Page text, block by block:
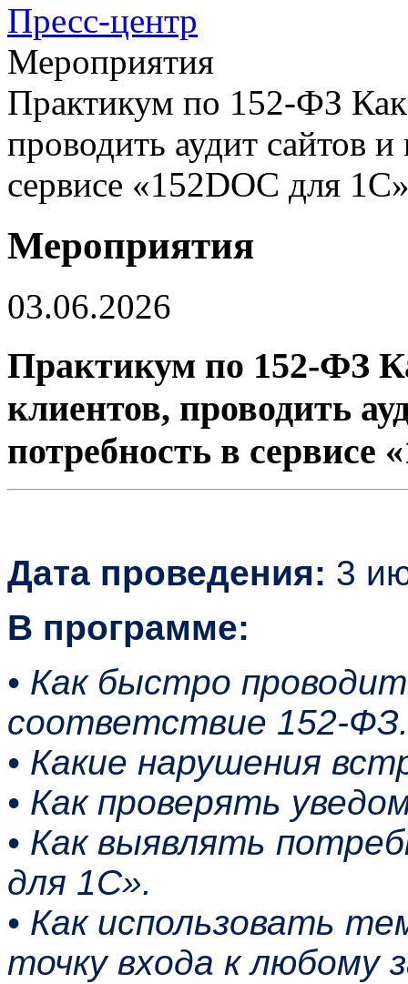
Пресс-центр
Мероприятия
Практикум по 152-ФЗ Как
проводить аудит сайтов
сервисе «152DOC для
Мероприятия
03.06.2026
Практикум по 152-ФЗ
клиентов, проводить
потребность в сервисе
Дата проведения: 3
В программе:
• Как быстро
соответствие 152-ФЗ.
• Какие нарушения
• Как проверять
• Как выявлять
для 1С».
• Как использовать
точку входа к любому